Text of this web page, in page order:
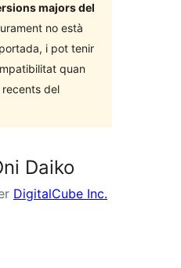
majors del
no està
i pot tenir
quan
recents del
Daiko
DigitalCube Inc.